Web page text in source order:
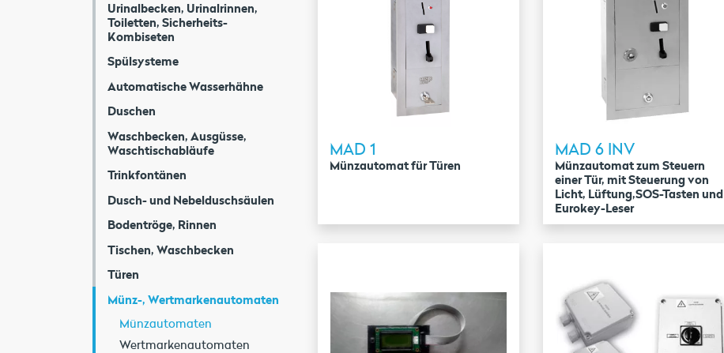
Urinalbecken, Urinalrinnen,
Toiletten, Sicherheits-
Kombiseten
Spülsysteme
Automatische Wasserhähne
Duschen
Waschbecken, Ausgüsse,
Waschtischabläufe
Trinkfontänen
Dusch- und Nebelduschsäulen
Bodentröge, Rinnen
Tischen, Waschbecken
Türen
Münz-, Wertmarkenautomaten
Münzautomaten
Wertmarkenautomaten
MAD 1
Münzautomat für Türen
MAD 6 INV
Münzautomat zum Steuern
einer Tür, mit Steuerung von
Licht, Lüftung,SOS-Tasten und
Eurokey-Leser